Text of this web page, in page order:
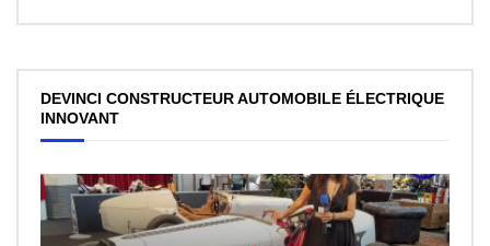
DEVINCI CONSTRUCTEUR AUTOMOBILE ÉLECTRIQUE
INNOVANT